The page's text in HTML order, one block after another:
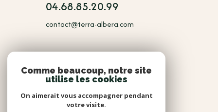
04.68.85.20.99
contact@terra-albera.com
Adhérents
Comme beaucoup, notre site
utilise les cookies
On aimerait vous accompagner pendant
votre visite.